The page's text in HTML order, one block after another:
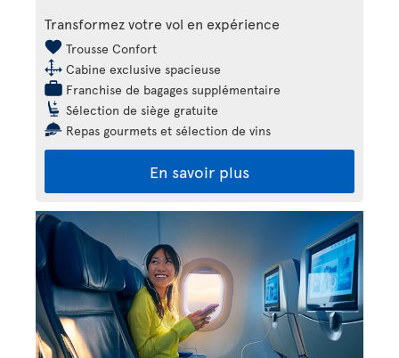
Transformez votre vol en expérience
Trousse Confort
Cabine exclusive spacieuse
Franchise de bagages supplémentaire
Sélection de siège gratuite
Repas gourmets et sélection de vins
En savoir plus